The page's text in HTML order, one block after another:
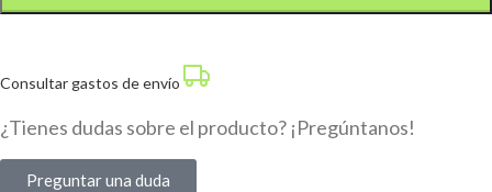
Consultar gastos de envío
¿Tienes dudas sobre el producto? ¡Pregúntanos!
Preguntar una duda